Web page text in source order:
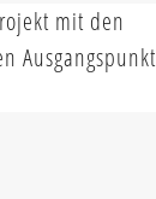
mit den
Ausgangspunkt